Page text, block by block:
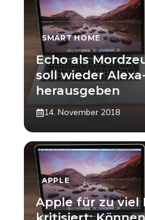
SMART HOME
Echo als
soll wieder
herausgeben
14. November 2018
APPLE
Apple für zu viel